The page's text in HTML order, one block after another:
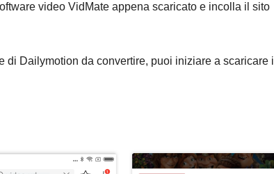
video VidMate appena scaricato e incolla il sito
Dailymotion da convertire, puoi iniziare a scaricare il